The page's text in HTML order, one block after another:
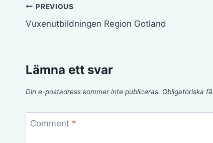
Inläggsnavigering
PREVIOUS
Vuxenutbildningen Region Gotland
Lämna ett svar
Din e-postadress kommer inte publiceras. Obligatoriska
Comment *